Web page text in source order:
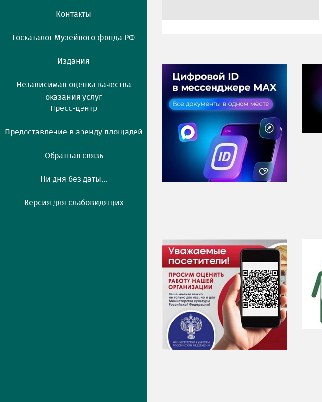
Контакты
Госкаталог Музейного фонда РФ
Издания
Независимая оценка качества
оказания услуг
Пресс-центр
Предоставление в аренду площадей
Обратная связь
Ни дня без даты...
Версия для слабовидящих